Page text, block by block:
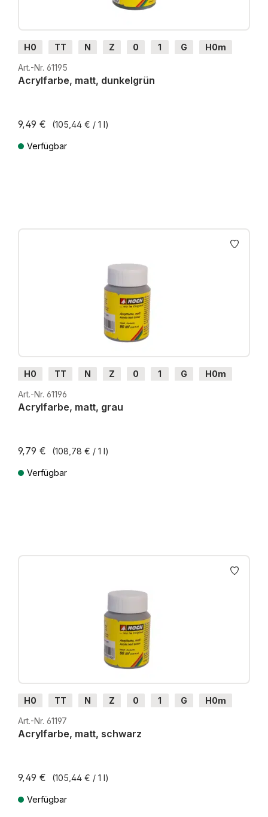
H0 TT N Z 0 1 G
H0m
H0e
Art.-Nr. 61195
Acrylfarbe, matt, dunkelgrün
9,49 € (105,44 € / 1 l)
Verfügbar
H0 TT N Z 0 1 G
H0m
H0e
Art.-Nr. 61196
Acrylfarbe, matt, grau
9,79 € (108,78 € / 1 l)
Verfügbar
H0 TT N Z 0 1 G
H0m
H0e
Art.-Nr. 61197
Acrylfarbe, matt, schwarz
9,49 € (105,44 € / 1 l)
Verfügbar